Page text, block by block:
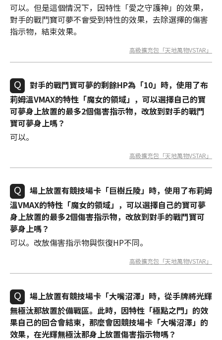
可以。但是這個情況下，因特性「愛之守護神」的效果，
對手的戰鬥寶可夢不會受到特性的效果，去除選擇的傷害
指示物，結束效果。
高級擴充包「天地萬物VSTAR」
對手的戰鬥寶可夢的剩餘HP為「10」時，使用了布
莉姆溫VMAX的特性「魔女的領域」，可以選擇自己的寶
可夢身上放置的最多2個傷害指示物，改放到對手的戰鬥
寶可夢身上嗎？
可以。
高級擴充包「天地萬物VSTAR」
場上放置有競技場卡「巨樹丘陵」時，使用了布莉姆
溫VMAX的特性「魔女的領域」，可以選擇自己的寶可夢
身上放置的最多2個傷害指示物，改放到對手的戰鬥寶可
夢身上嗎？
可以。改放傷害指示物與恢復HP不同。
高級擴充包「天地萬物VSTAR」
場上放置有競技場卡「大嘴沼澤」時，從手牌將光輝
無極汰那放置於備戰區。此時，因特性「極點之門」的效
果自己的回合會結束，那麼會因競技場卡「大嘴沼澤」的
效果，在光輝無極汰那身上放置傷害指示物嗎？